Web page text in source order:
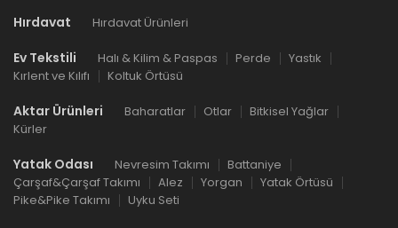
Hırdavat Hırdavat Ürünleri
Ev Tekstili Halı & Kilim & Paspas Perde
Yastık
Kırlent ve Kılıfı
Koltuk Örtüsü
Aktar Ürünleri Baharatlar Otlar
Bitkisel Yağlar
Kürler
Yatak Odası Nevresim Takımı
Battaniye
Çarşaf&Çarşaf Takımı
Alez Yorgan
Yatak Örtüsü
Pike&Pike Takımı
Uyku Seti